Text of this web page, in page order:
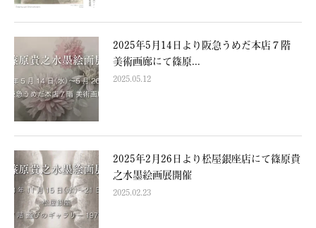
2025年5月14日より阪急うめだ本店７階
美術画廊にて篠原...
2025.05.12
2025年2月26日より松屋銀座店にて篠原貴
之水墨絵画展開催
2025.02.23